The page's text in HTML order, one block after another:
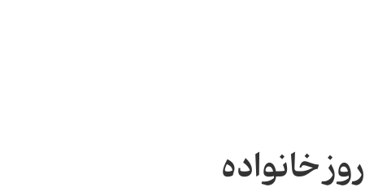
خانواده